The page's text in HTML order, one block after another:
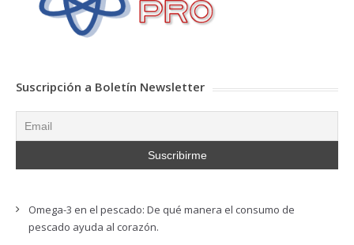
Suscripción a Boletín Newsletter
Omega-3 en el pescado: De qué manera el consumo de
pescado ayuda al corazón.